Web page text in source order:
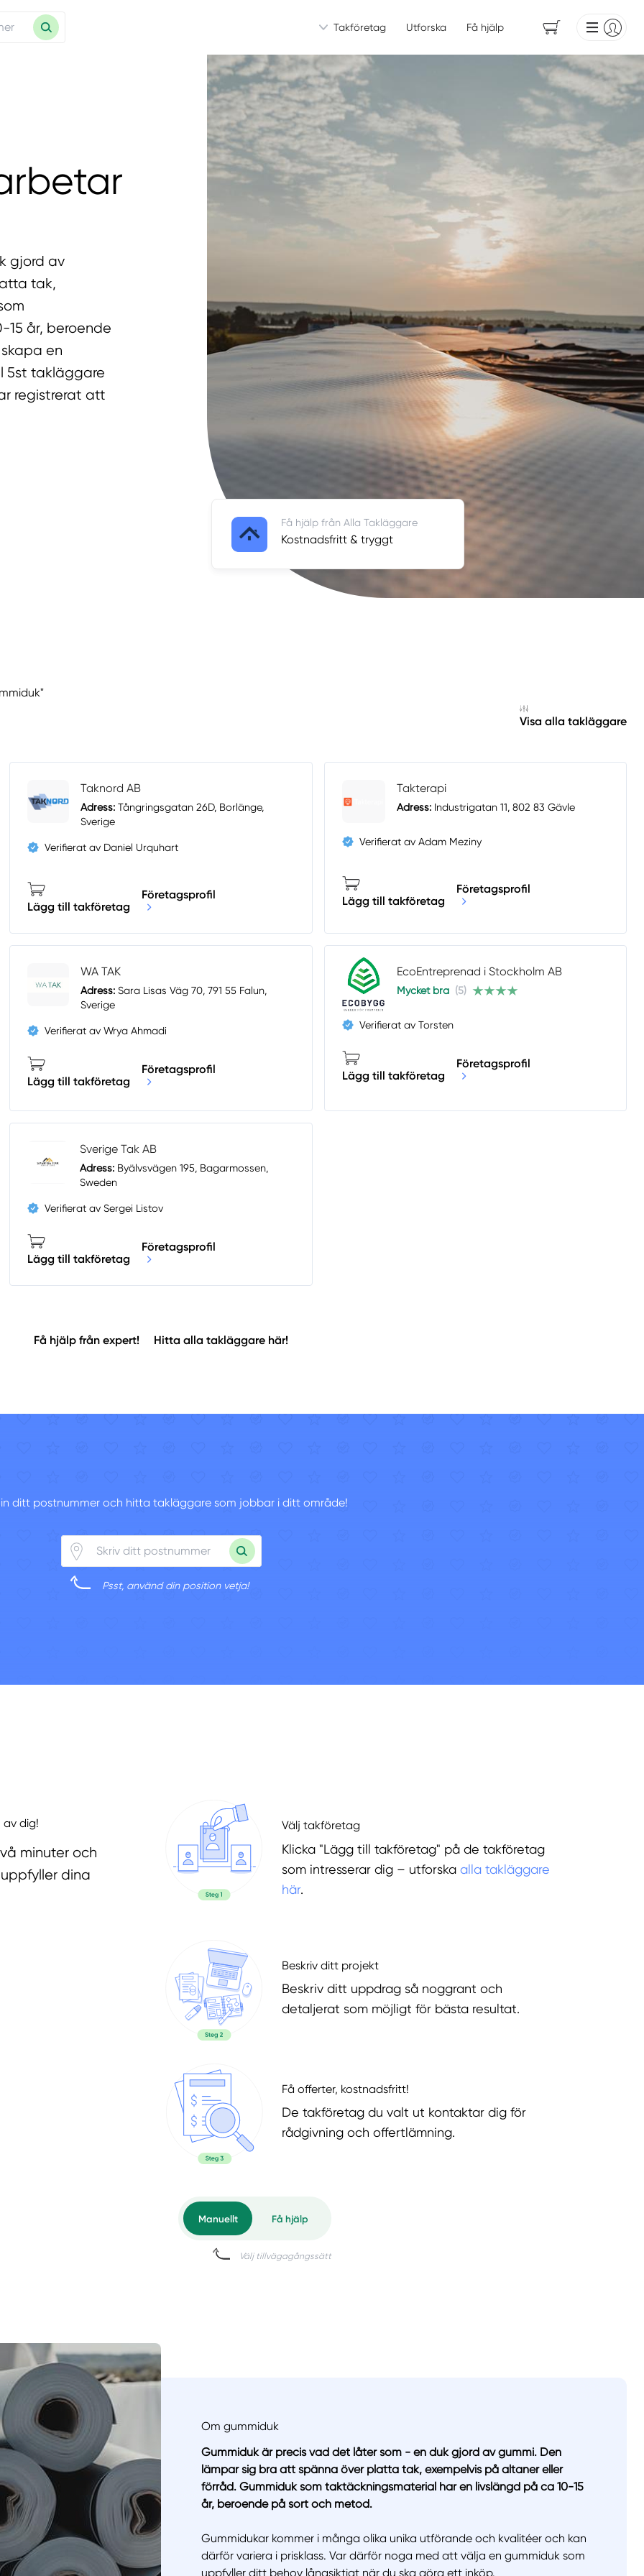
Takföretag Utforska Få hjälp
gjord av
tak,
15 år, beroende
en
5st takläggare
registrerat att
Få hjälp från Alla Takläggare
Kostnadsfritt & tryggt
Visa alla takläggare
Taknord AB
Adress: Tångringsgatan 26D, Borlänge,
Sverige
Verifierat av Daniel Urquhart
Lägg till takföretag
Företagsprofil
Takterapi
Adress:Industrigatan 11, 802 83 Gävle
Verifierat av Adam Meziny
Lägg till takföretag
Företagsprofil
WA TAK
Adress:Sara Lisas Väg 70, 791 55 Falun,
Sverige
Verifierat av Wrya Ahmadi
Lägg till takföretag
Företagsprofil
EcoEntreprenad i Stockholm AB
Mycket bra (5)
Verifierat av Torsten
Lägg till takföretag
Företagsprofil
Sverige Tak AB
Adress:Byälvsvägen 195, Bagarmossen,
Sweden
Verifierat av Sergei Listov
Lägg till takföretag
Företagsprofil
Få hjälp från expert! Hitta alla takläggare här!
in ditt postnummer och hitta takläggare som jobbar i ditt område!
Psst, använd din position vetja!
av dig!
minuter och
dina
Välj takföretag
Klicka "Lägg till takföretag" på de takföretag
som intresserar dig – utforska alla takläggare
här.
Beskriv ditt projekt
Beskriv ditt uppdrag så noggrant och
detaljerat som möjligt för bästa resultat.
Få offerter, kostnadsfritt!
De takföretag du valt ut kontaktar dig för
rådgivning och offertlämning.
Om gummiduk
Gummiduk är precis vad det låter som - en duk gjord av gummi. Den
lämpar sig bra att spänna över platta tak, exempelvis på altaner eller
förråd. Gummiduk som taktäckningsmaterial har en livslängd på ca 10-15
år, beroende på sort och metod.
Gummidukar kommer i många olika unika utförande och kvalitéer och kan
därför variera i prisklass. Var därför noga med att välja en gummiduk som
uppfyller ditt behov långsiktigt när du ska göra ett inköp.